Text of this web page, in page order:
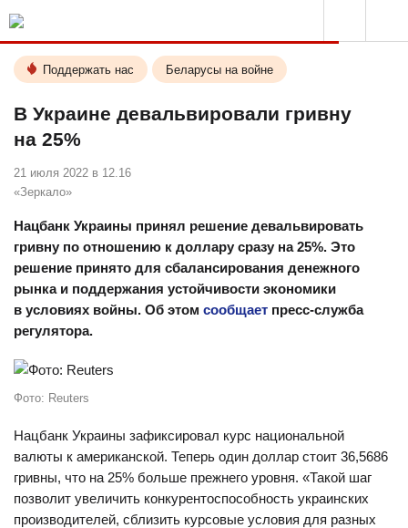
Поддержать нас Беларусы на войне
В Украине девальвировали гривну
на 25%
21 июля 2022 в 12.16
«Зеркало»
Нацбанк Украины принял решение девальвировать
гривну по отношению к доллару сразу на 25%. Это
решение принято для сбалансирования денежного
рынка и поддержания устойчивости экономики
в условиях войны. Об этом сообщает пресс-служба
регулятора.
Фото: Reuters
Нацбанк Украины зафиксировал курс национальной
валюты к американской. Теперь один доллар стоит 36,5686
гривны, что на 25% больше прежнего уровня. «Такой шаг
позволит увеличить конкурентоспособность украинских
производителей, сблизить курсовые условия для разных